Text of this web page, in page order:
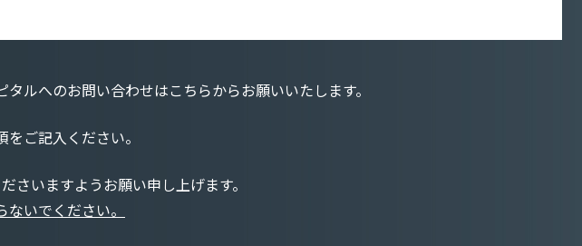
ルへのお問い合わせはこちらからお願いいたします。
ご記入ください。
さいますようお願い申し上げます。
いでください。